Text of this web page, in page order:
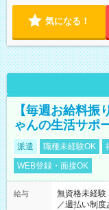
気になる！
【毎週お給料振
ゃんの生活サポ
派遣 職種未経験OK
WEB登録・面接OK
給与
無資格未経
／週払い制